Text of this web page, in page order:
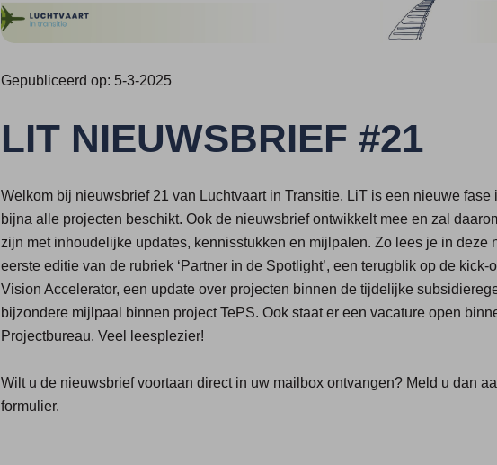
Gepubliceerd op: 5-3-2025
LIT NIEUWSBRIEF #21
Welkom bij nieuwsbrief 21 van Luchtvaart in Transitie. LiT is een nieuwe fase
bijna alle projecten beschikt. Ook de nieuwsbrief ontwikkelt mee en zal
zijn met inhoudelijke updates, kennisstukken en mijlpalen. Zo lees je in deze
eerste editie van de rubriek ‘Partner in de Spotlight’, een terugblik op de kick-
Vision Accelerator, een update over projecten binnen de tijdelijke
bijzondere mijlpaal binnen project TePS. Ook staat er een vacature open
Projectbureau. Veel leesplezier!
Wilt u de nieuwsbrief voortaan direct in uw mailbox ontvangen? Meld u dan
formulier.